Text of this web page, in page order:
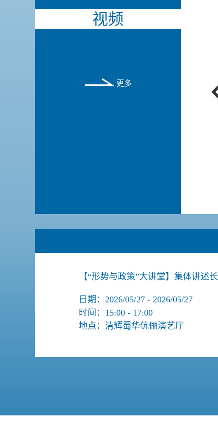
视频
更多
【“形势与政策”大讲堂】集体讲述
日期：2026/05/27 - 2026/05/27
时间：15:00 - 17:00
地点：清辉蜀华伉俪演艺厅